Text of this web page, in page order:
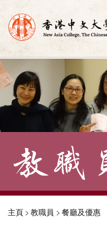
Skip
to
content
主頁> 教職員 > 餐廳及優惠